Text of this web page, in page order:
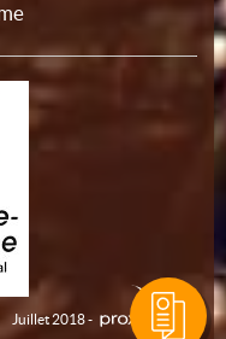
Juillet 2018 -